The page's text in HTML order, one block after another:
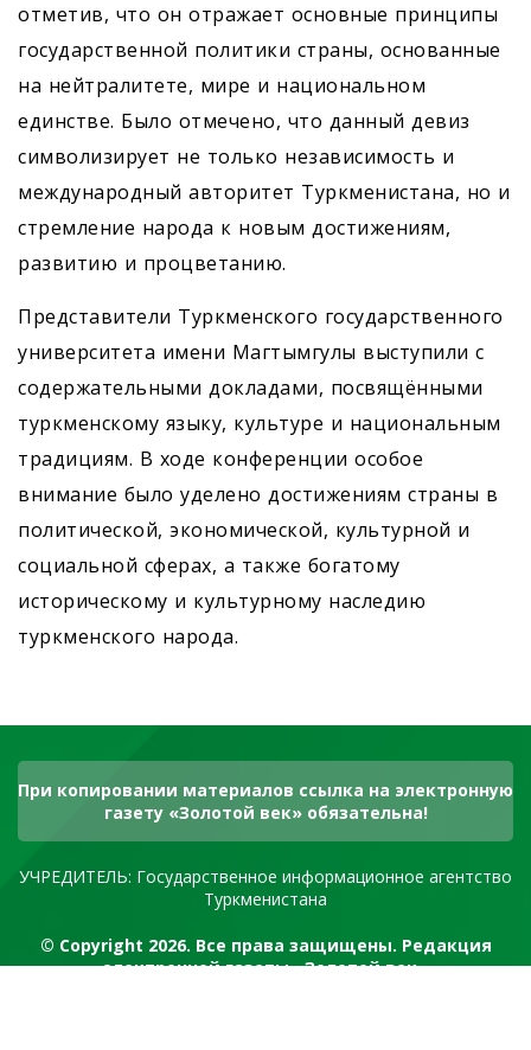
отметив, что он отражает основные принципы
государственной политики страны, основанные
на нейтралитете, мире и национальном
единстве. Было отмечено, что данный девиз
символизирует не только независимость и
международный авторитет Туркменистана, но и
стремление народа к новым достижениям,
развитию и процветанию.
Представители Туркменского государственного
университета имени Магтымгулы выступили с
содержательными докладами, посвящёнными
туркменскому языку, культуре и национальным
традициям. В ходе конференции особое
внимание было уделено достижениям страны в
политической, экономической, культурной и
социальной сферах, а также богатому
историческому и культурному наследию
туркменского народа.
При копировании материалов ссылка на электронную
газету «Золотой век» обязательна!
УЧРЕДИТЕЛЬ: Государственное информационное агентство
Туркменистана
© Copyright 2026. Все права защищены. Редакция
электронной газеты «Золотой век»